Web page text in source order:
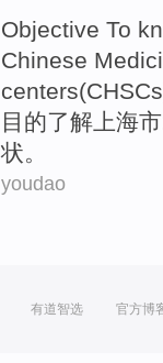
Objective To
Chinese
centers(CHSCs
目的了解 上海市
状。
youdao
有道智选 官方博